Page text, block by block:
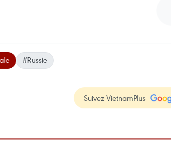
#Russie
Suivez VietnamPlus